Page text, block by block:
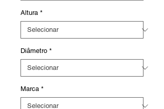
Altura *
Diâmetro *
Marca *